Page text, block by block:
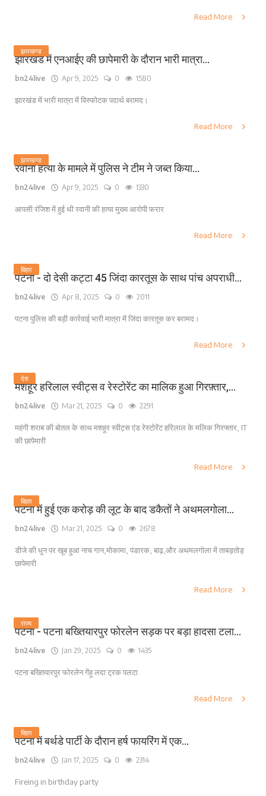
Read More
झारखण्ड
झारखंड में एनआईए की छापेमारी के दौरान भारी मात्रा...
bn24live Apr 9, 2025 0 1580
झारखंड में भारी मात्रा में विस्फोटक पदार्थ बरामद।
Read More
झारखण्ड
रवानी हत्या के मामले में पुलिस ने टीम ने जब्त किया...
bn24live Apr 9, 2025 0 1330
आपसी रंजिश में हुई थी रवानी की हत्या मुख्य आरोपी फरार
Read More
बिहार
पटना - दो देसी कट्टा 45 जिंदा कारतूस के साथ पांच अपराधी...
bn24live Apr 8, 2025 0 2011
पटना पुलिस की बड़ी कार्रवाई भारी मात्रा में जिंदा कारतूस कर बरामद।
Read More
देश
मशहूर हरिलाल स्वीट्स व रेस्टोरेंट का मालिक हुआ गिरफ़्तार,...
bn24live Mar 21, 2025 0 2291
महंगी शराब की बोतल के साथ मशहूर स्वीट्स एंड रेस्टोरेंट हरिलाल के मलिक गिरफ्तार, IT
की छापेमारी
Read More
बिहार
पटना में हुई एक करोड़ की लूट के बाद डकैतों ने अथमलगोला...
bn24live Mar 21, 2025 0 2678
डीजे की धुन पर खूब हुआ नाच गान,मोकामा, पंडारक, बाढ़,और अथमलगोला में ताबड़तोड़
छापेमारी
Read More
राज्य
पटना - पटना बख्तियारपुर फोरलेन सड़क पर बड़ा हादसा टला...
bn24live Jan 29, 2025 0 1435
पटना बख्तियारपुर फोरलेन गेंहू लदा ट्रक पलटा
Read More
बिहार
पटना में बर्थडे पार्टी के दौरान हर्ष फायरिंग में एक...
bn24live Jan 17, 2025 0 2314
Fireing in birthday party